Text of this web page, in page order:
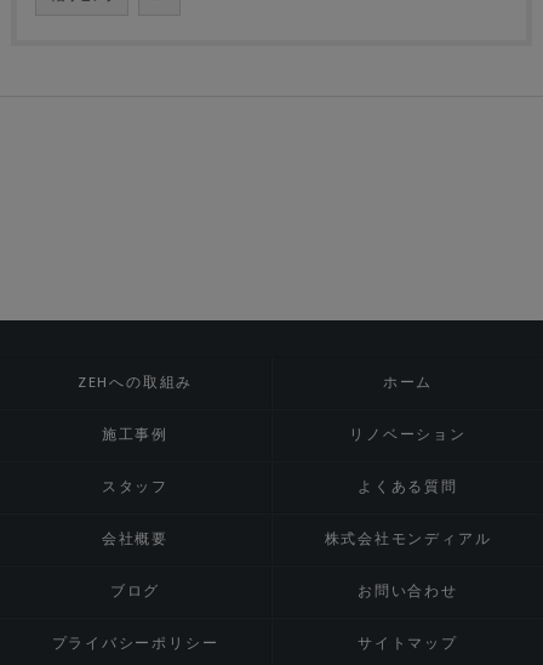
ZEHへの取組み ホーム
施工事例 リノベーション
スタッフ よくある質問
会社概要 株式会社モンディアル
ブログ お問い合わせ
プライバシーポリシー サイトマップ